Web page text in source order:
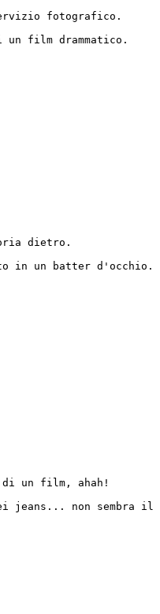
fotografico.
un film drammatico.
dietro.
in un batter d'occhio.
di un film, ahah!
jeans... non sembra